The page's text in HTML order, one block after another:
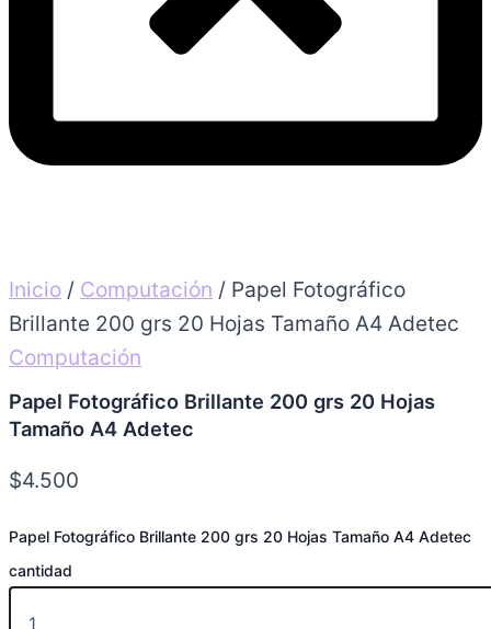
Inicio / Computación / Papel Fotográfico
Brillante 200 grs 20 Hojas Tamaño A4 Adetec
Computación
Papel Fotográfico Brillante 200 grs 20 Hojas
Tamaño A4 Adetec
$4.500
Papel Fotográfico Brillante 200 grs 20 Hojas Tamaño A4 Adetec
cantidad